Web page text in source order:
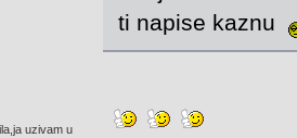
uzivam u
ti napise kaznu